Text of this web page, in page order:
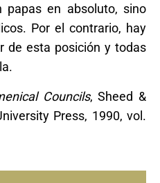
papas en absoluto, sino
Por el contrario, hay
de esta posición y todas
Councils, Sheed &
Press, 1990, vol.